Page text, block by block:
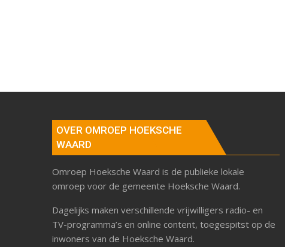
OVER OMROEP HOEKSCHE
WAARD
Omroep Hoeksche Waard is de publieke lokale
omroep voor de gemeente Hoeksche Waard.
Dagelijks maken verschillende vrijwilligers radio- en
TV-programma’s en online content, toegespitst op de
inwoners van de Hoeksche Waard.